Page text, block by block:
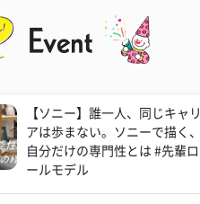
【ソニー】誰一人、同じキャリ
アは歩まない。ソニーで描く、
自分だけの専門性とは #先輩ロ
ールモデル